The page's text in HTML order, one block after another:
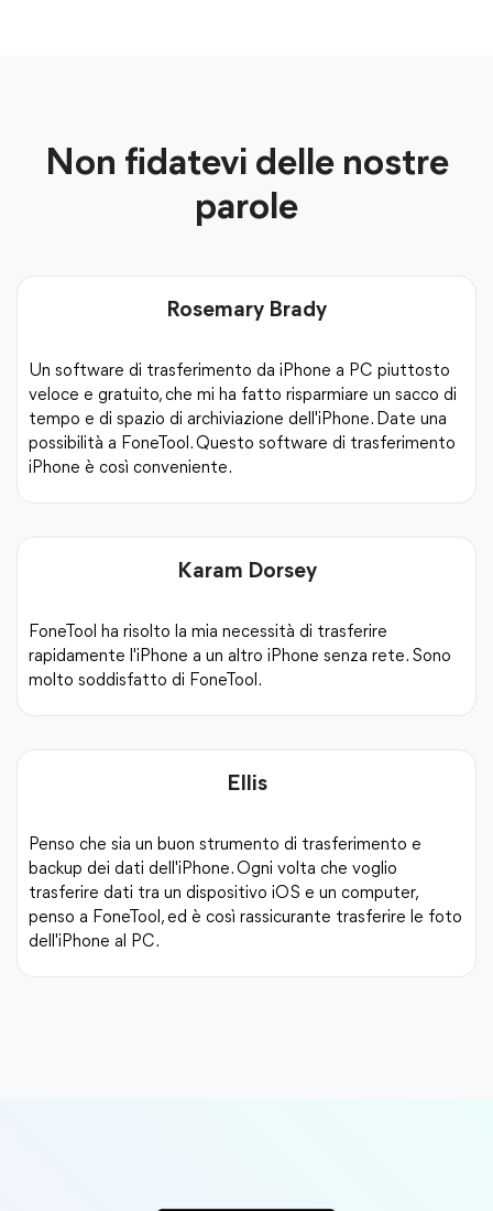
Passo 1.
Avviate FoneTool e fate clic su
Passo 2.
trasferire i dati sul nuovo iPhone.
Non fidatevi delle nostre
parole
Rosemary Brady
Un software di trasferimento da iPhone a PC piuttosto
veloce e gratuito, che mi ha fatto risparmiare un sacco di
tempo e di spazio di archiviazione dell'iPhone. Date una
possibilità a FoneTool. Questo software di trasferimento
iPhone è così conveniente.
Karam Dorsey
FoneTool ha risolto la mia necessità di trasferire
rapidamente l'iPhone a un altro iPhone senza rete. Sono
molto soddisfatto di FoneTool.
Ellis
Penso che sia un buon strumento di trasferimento e
backup dei dati dell'iPhone. Ogni volta che voglio
trasferire dati tra un dispositivo iOS e un computer,
penso a FoneTool, ed è così rassicurante trasferire le foto
dell'iPhone al PC.